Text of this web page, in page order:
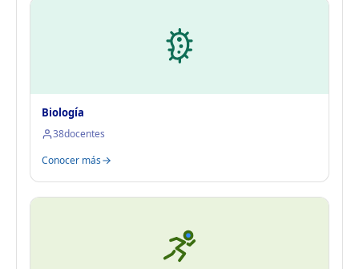
Biología
38docentes
Conocer más